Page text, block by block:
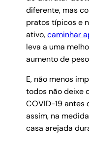
diferente, mas
pratos típicos e
ativo,caminhar
leva a uma
aumento de
E, não menos
todos não deixe
COVID-19 antes
assim, na
casa arejada